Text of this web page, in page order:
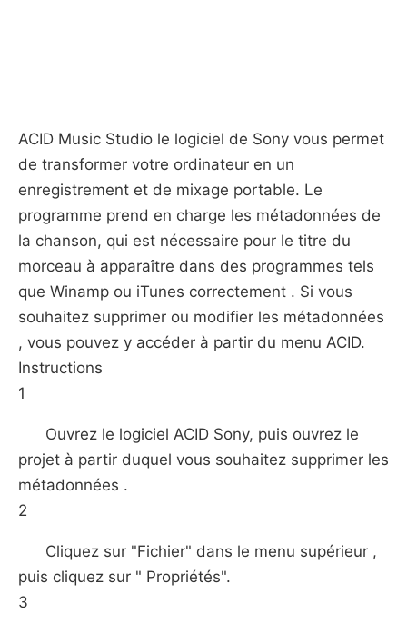
ACID Music Studio le logiciel de Sony vous permet
de transformer votre ordinateur en un
enregistrement et de mixage portable. Le
programme prend en charge les métadonnées de
la chanson, qui est nécessaire pour le titre du
morceau à apparaître dans des programmes tels
que Winamp ou iTunes correctement . Si vous
souhaitez supprimer ou modifier les métadonnées
, vous pouvez y accéder à partir du menu ACID.
Instructions
1
Ouvrez le logiciel ACID Sony, puis ouvrez le
projet à partir duquel vous souhaitez supprimer les
métadonnées .
2
Cliquez sur "Fichier" dans le menu supérieur ,
puis cliquez sur " Propriétés".
3